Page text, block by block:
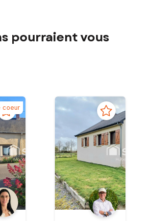
pourraient vous
coeur